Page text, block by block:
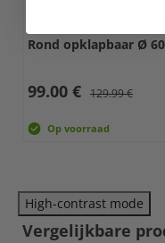
Rond opklapbaar Ø
99.00 € 129.99 €
Op voorraad
High-contrast mode
Vergelijkbare